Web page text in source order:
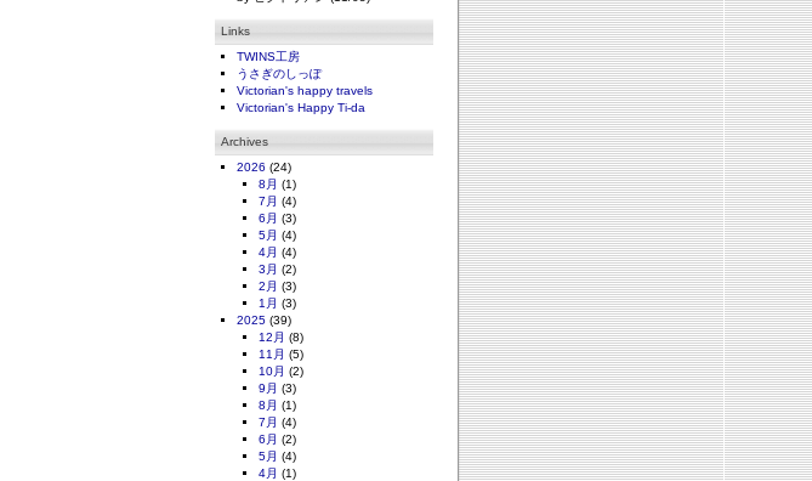
Links
TWINS工房
うさぎのしっぽ
Victorian's happy travels
Victorian's Happy Ti-da
Archives
2026 (24)
8月 (1)
7月 (4)
6月 (3)
5月 (4)
4月 (4)
3月 (2)
2月 (3)
1月 (3)
2025 (39)
12月 (8)
11月 (5)
10月 (2)
9月 (3)
8月 (1)
7月 (4)
6月 (2)
5月 (4)
4月 (1)